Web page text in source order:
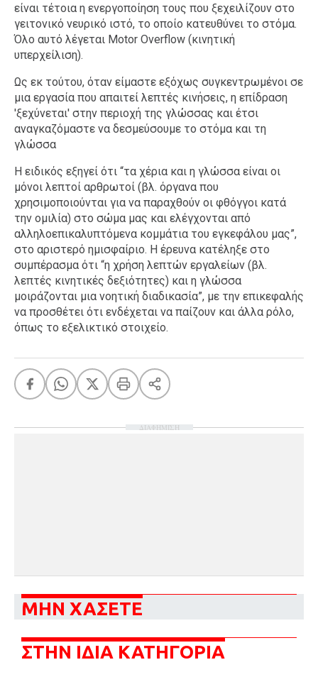
είναι τέτοια η ενεργοποίηση τους που ξεχειλίζουν στο
γειτονικό νευρικό ιστό, το οποίο κατευθύνει το στόμα.
Όλο αυτό λέγεται Motor Overflow (κινητική
υπερχείλιση).
Ως εκ τούτου, όταν είμαστε εξόχως συγκεντρωμένοι σε
μια εργασία που απαιτεί λεπτές κινήσεις, η επίδραση
'ξεχύνεται' στην περιοχή της γλώσσας και έτσι
αναγκαζόμαστε να δεσμεύσουμε το στόμα και τη
γλώσσα
Η ειδικός εξηγεί ότι “τα χέρια και η γλώσσα είναι οι
μόνοι λεπτοί αρθρωτοί (βλ. όργανα που
χρησιμοποιούνται για να παραχθούν οι φθόγγοι κατά
την ομιλία) στο σώμα μας και ελέγχονται από
αλληλοεπικαλυπτόμενα κομμάτια του εγκεφάλου μας”,
στο αριστερό ημισφαίριο. Η έρευνα κατέληξε στο
συμπέρασμα ότι “η χρήση λεπτών εργαλείων (βλ.
λεπτές κινητικές δεξιότητες) και η γλώσσα
μοιράζονται μια νοητική διαδικασία”, με την επικεφαλής
να προσθέτει ότι ενδέχεται να παίζουν και άλλα ρόλο,
όπως το εξελικτικό στοιχείο.
ΔΙΑΦΗΜΙΣΗ
ΜΗΝ ΧΑΣΕΤΕ
ΣΤΗΝ ΙΔΙΑ ΚΑΤΗΓΟΡΙΑ